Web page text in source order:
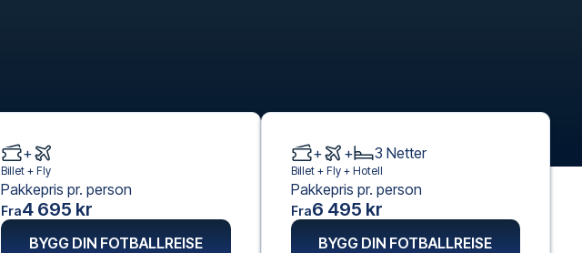
+
Billet + Fly
Pakkepris pr. person
Fra4 695 kr
BYGG DIN FOTBALLREISE
+ + 3 Netter
Billet + Fly+ Hotell
Pakkepris pr. person
Fra6 495 kr
BYGG DIN FOTBALLREISE